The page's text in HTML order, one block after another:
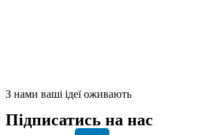
З нами ваші ідеї оживають
Підписатись на нас